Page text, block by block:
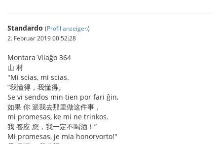
Standardo (Profil anzeigen)
2. Februar 2019 00:52:28
Montara Vilaĝo 364
山 村
"Mi scias, mi scias.
“我懂得，我懂得。
Se vi sendos min tien por fari ĝin,
如果 你 派我去那里做这件事，
mi promesas, ke mi ne trinkos.
我 答应 您，我一定不喝酒！”
Mi promesas, je mia honorvorto!"